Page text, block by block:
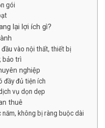
gói
lại lợi ích gì?
đầu vào nội thất, thiết bị
bảo trì
nghiệp
đầy đủ tiện ích
vụ dọn dẹp
thuê
không bị ràng buộc dài